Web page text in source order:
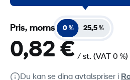
Pris, moms 0 % 25,5 %
0,82 € / st. (VAT 0 %)
Du kan se dina avtalspriser i